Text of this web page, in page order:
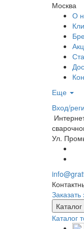
Москва
О
Еще
Вход/
Ул.
Заказать
Каталог